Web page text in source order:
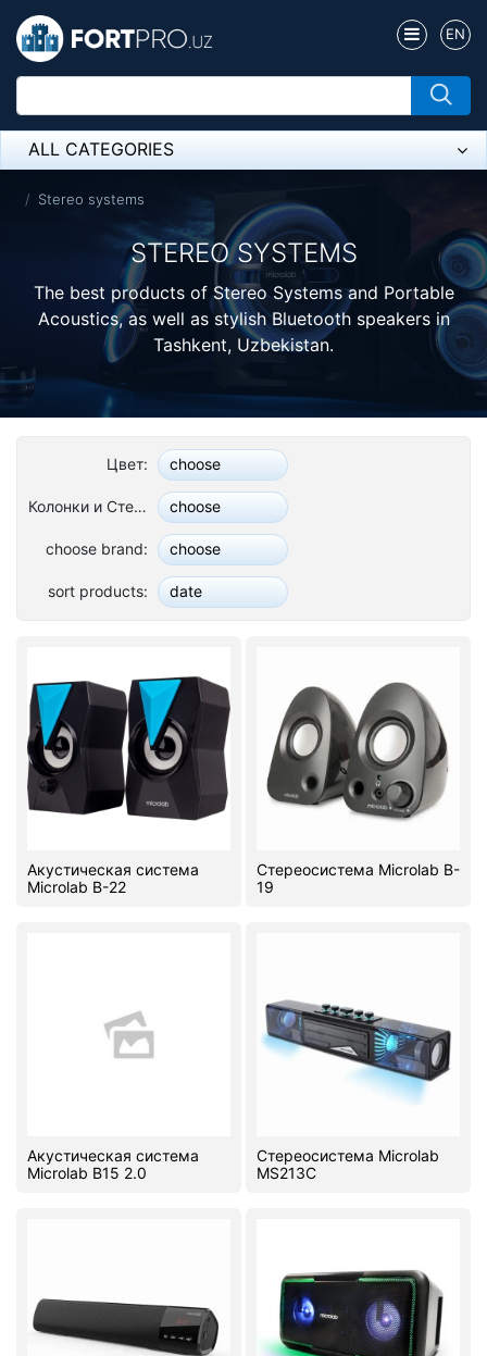
EN
ALL CATEGORIES
Микрофон
Напольные розетки
Оборудование Mikrotik
Пылесос
Спикерфон
ADSL, Wan / Lan Routers, Wi-Fi
IP Telephony
Stereo systems
Server equipment
UPS Uninterruptible Power Supply
Mouses and keybords
Cooling systems
Server equipment
Digital Signage
PC components
Stereo systems
STEREO SYSTEMS
The best products of Stereo Systems and Portable
Acoustics, as well as stylish Bluetooth speakers in
Tashkent, Uzbekistan.
Цвет: choose
Колонки и Стереосистемы: choose
choose brand: choose
sort products: date
Акустическая система
Microlab B-22
Стереосистема Microlab B-
19
Акустическая система
Microlab B15 2.0
Стереосистема Microlab
MS213C